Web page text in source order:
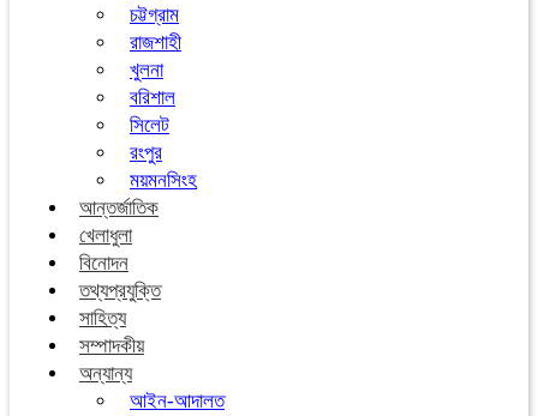
চট্টগ্রাম
রাজশাহী
খুলনা
বরিশাল
সিলেট
রংপুর
ময়মনসিংহ
আন্তর্জাতিক
খেলাধুলা
বিনোদন
তথ্যপ্রযুক্তি
সাহিত্য
সম্পাদকীয়
অন্যান্য
আইন-আদালত